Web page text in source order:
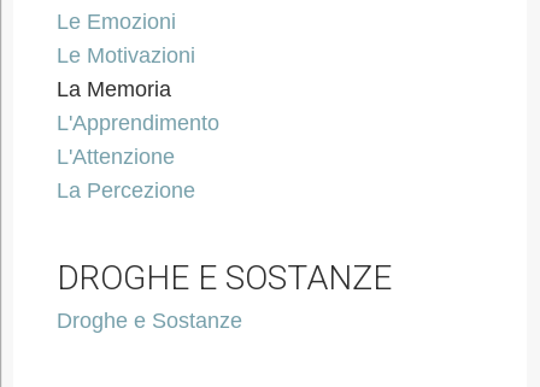
Le Emozioni
Le Motivazioni
La Memoria
L'Apprendimento
L'Attenzione
La Percezione
DROGHE E SOSTANZE
Droghe e Sostanze